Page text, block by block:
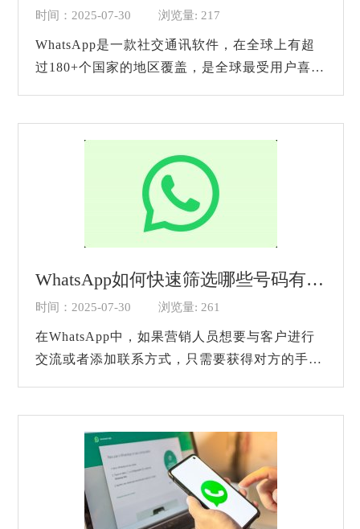
时间：2025-07-30 浏览量: 217
WhatsApp是一款社交通讯软件，在全球上有超
过180+个国家的地区覆盖，是全球最受用户喜欢
WhatsApp如何快速筛选哪些号码有效？
时间：2025-07-30 浏览量: 261
在WhatsApp中，如果营销人员想要与客户进行
交流或者添加联系方式，只需要获得对方的手机